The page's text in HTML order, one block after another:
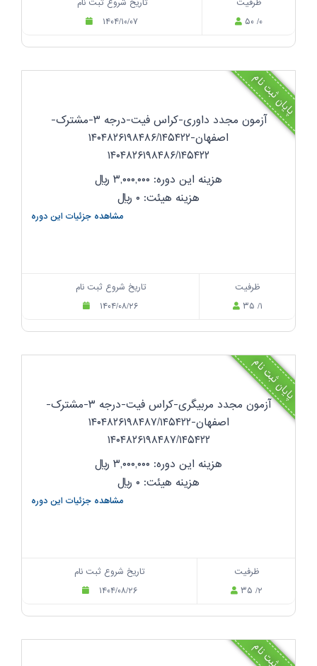
۱۴۰۴/۱۰/۰۷
۵۰ /۰
پایان ثبت نام
آزمون مجدد داوری-کراس فیت-درجه ۳-مشترک-
اصفهان-۱۴۰۴۸۲۶۱۹۸۴۸۶/۱۴۵۴۲۲
۱۴۰۴۸۲۶۱۹۸۴۸۶/۱۴۵۴۲۲
هزینه این دوره: ۳,۰۰۰,۰۰۰
ریال
هزینه هیئت: ۰
ریال
مشاهده جزئیات این دوره
تاریخ شروع ثبت نام
۱۴۰۴/۰۸/۲۶
ظرفیت
۳۵ /۱
پایان ثبت نام
آزمون مجدد مربیگری-کراس فیت-درجه ۳-مشترک-
اصفهان-۱۴۰۴۸۲۶۱۹۸۴۸۷/۱۴۵۴۲۲
۱۴۰۴۸۲۶۱۹۸۴۸۷/۱۴۵۴۲۲
هزینه این دوره: ۳,۰۰۰,۰۰۰
ریال
هزینه هیئت: ۰
ریال
مشاهده جزئیات این دوره
تاریخ شروع ثبت نام
۱۴۰۴/۰۸/۲۶
ظرفیت
۳۵ /۲